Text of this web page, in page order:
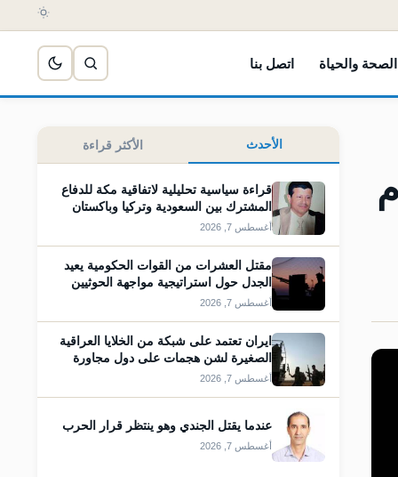
الصحة والحياة اتصل بنا
الأحدث الأكثر قراءة
قراءة سياسية تحليلية لاتفاقية مكة للدفاع
المشترك بين السعودية وتركيا وباكستان
أغسطس 7, 2026
مقتل العشرات من القوات الحكومية يعيد
الجدل حول استراتيجية مواجهة الحوثيين
أغسطس 7, 2026
ايران تعتمد على شبكة من الخلايا العراقية
الصغيرة لشن هجمات على دول مجاورة
أغسطس 7, 2026
عندما يقتل الجندي وهو ينتظر قرار الحرب
أغسطس 7, 2026